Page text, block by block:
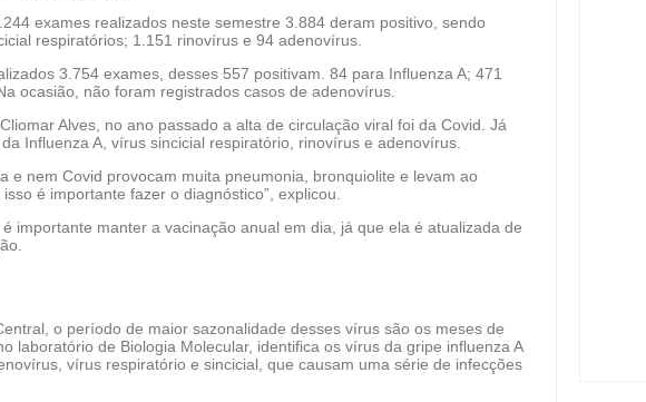
exames realizados neste semestre 3.884 deram positivo, sendo
respiratórios; 1.151 rinovírus e 94 adenovírus.
3.754 exames, desses 557 positivam. 84 para Influenza A; 471
ocasião, não foram registrados casos de adenovírus.
Alves, no ano passado a alta de circulação viral foi da Covid. Já
Influenza A, vírus sincicial respiratório, rinovírus e adenovírus.
e nem Covid provocam muita pneumonia, bronquiolite e levam ao
é importante fazer o diagnóstico”, explicou.
importante manter a vacinação anual em dia, já que ela é atualizada de
o período de maior sazonalidade desses vírus são os meses de
laboratório de Biologia Molecular, identifica os vírus da gripe influenza A
vírus respiratório e sincicial, que causam uma série de infecções